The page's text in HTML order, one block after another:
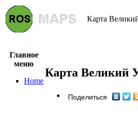
Карта
Главное
меню
Home
Карта Великий
Поделиться